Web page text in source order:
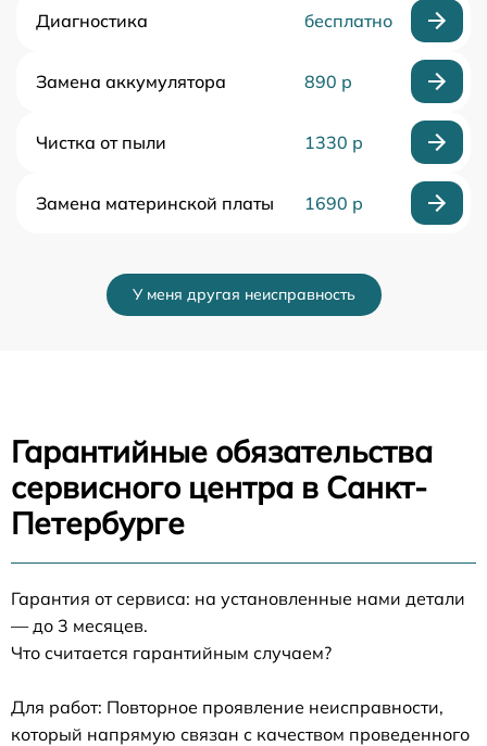
Диагностика бесплатно
Замена аккумулятора 890 р
Чистка от пыли 1330 р
Замена материнской платы 1690 р
У меня другая неисправность
Гарантийные обязательства
сервисного центра в Санкт-
Петербурге
Гарантия от сервиса: на установленные нами детали
— до 3 месяцев.
Что считается гарантийным случаем?
Для работ: Повторное проявление неисправности,
который напрямую связан с качеством проведенного